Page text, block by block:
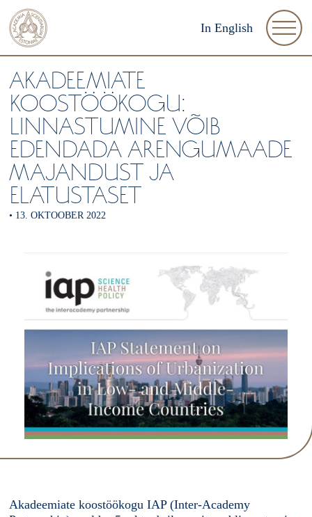
In English
AKADEEMIATE
KOOSTÖÖKOGU:
LINNASTUMINE VÕIB
EDENDADA ARENGUMAADE
MAJANDUST JA
ELATUSTASET
• 13. OKTOOBER 2022
Akadeemiate koostöökogu IAP (Inter-Academy